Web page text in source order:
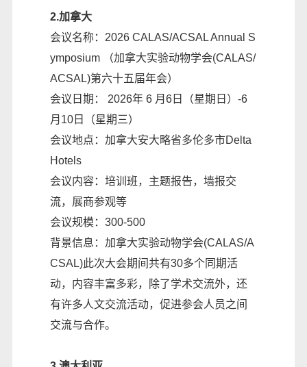
2.加拿大
会议名称：2026 CALAS/ACSAL Annual S
ymposium （加拿大实验动物学会(CALAS/
ACSAL)第六十五届年会）
会议日期： 2026年 6 月6日（星期日）-6
月10日（星期三）
会议地点：加拿大安大略省多伦多市Delta
Hotels
会议内容：培训班，主题报告，墙报交
流，展商参观等
会议规模：300-500
背景信息：加拿大实验动物学会(CALAS/A
CSAL)此次大会期间共有30多个同期活
动，内容丰富多彩，除了学术交流外，还
有许多人文交流活动，促进参会人员之间
交流与合作。